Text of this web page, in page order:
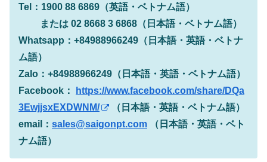
Tel：1900 88 6869（英語・ベトナム語）
または 02 8668 3 6868（日本語・ベトナム語）
Whatsapp：+84988966249（日本語・英語・ベトナ
ム語）
Zalo：+84988966249（日本語・英語・ベトナム語）
Facebook：
https://www.facebook.com/share/DQa
3EwjjsxEXDWNM/
（日本語・英語・ベトナム語）
email： sales@saigonpt.com （日本語・英語・ベト
ナム語）